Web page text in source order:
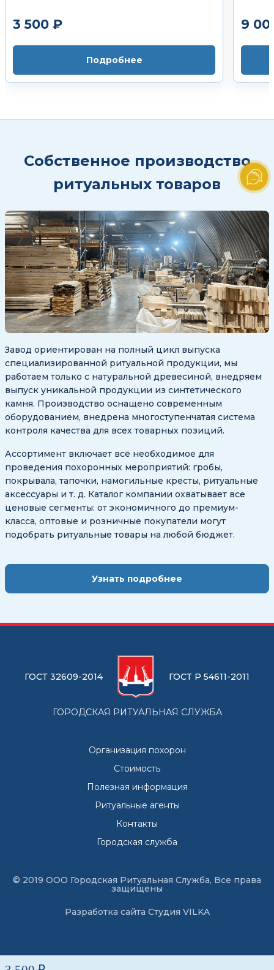
3 500 ₽
Подробнее
9
Собственное производство
ритуальных товаров
Завод ориентирован на полный цикл выпуска
специализированной ритуальной продукции, мы
работаем только с натуральной древесиной, внедряем
выпуск уникальной продукции из синтетического
камня. Производство оснащено современным
оборудованием, внедрена многоступенчатая система
контроля качества для всех товарных позиций.
Ассортимент включает всё необходимое для
проведения похоронных мероприятий: гробы,
покрывала, тапочки, намогильные кресты, ритуальные
аксессуары и т. д. Каталог компании охватывает все
ценовые сегменты: от экономичного до премиум-
класса, оптовые и розничные покупатели могут
подобрать ритуальные товары на любой бюджет.
Узнать подробнее
ГОСТ 32609-2014 ГОСТ Р 54611-2011
ГОРОДСКАЯ РИТУАЛЬНАЯ СЛУЖБА
Организация похорон
Стоимость
Полезная информация
Ритуальные агенты
Контакты
Городская служба
© 2019 ООО Городская Ритуальная Служба, Все права
защищены
Разработка сайта Студия VILKA